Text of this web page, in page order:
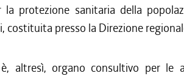
la protezione sanitaria della
costituita presso la Direzione
altresì, organo consultivo per le